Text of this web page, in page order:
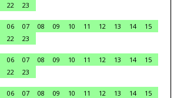
22
23
06 07 08 09 10 11 12 13 14
15
22
23
06 07 08 09 10 11 12 13 14
15
22
23
06 07 08 09 10 11 12 13 14
15